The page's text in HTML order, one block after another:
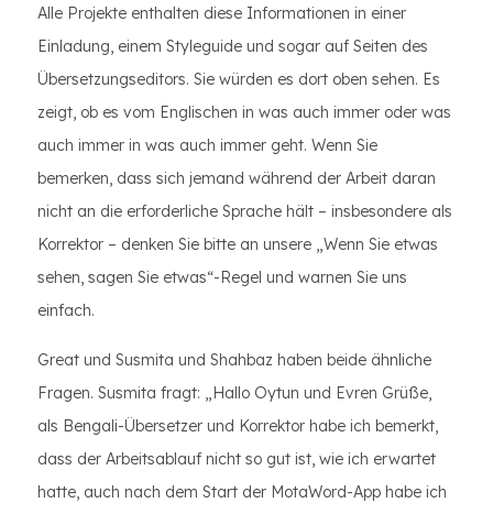
Alle Projekte enthalten diese Informationen in einer
Einladung, einem Styleguide und sogar auf Seiten des
Übersetzungseditors. Sie würden es dort oben sehen. Es
zeigt, ob es vom Englischen in was auch immer oder was
auch immer in was auch immer geht. Wenn Sie
bemerken, dass sich jemand während der Arbeit daran
nicht an die erforderliche Sprache hält – insbesondere als
Korrektor – denken Sie bitte an unsere „Wenn Sie etwas
sehen, sagen Sie etwas“-Regel und warnen Sie uns
einfach.
Great und Susmita und Shahbaz haben beide ähnliche
Fragen. Susmita fragt: „Hallo Oytun und Evren Grüße,
als Bengali-Übersetzer und Korrektor habe ich bemerkt,
dass der Arbeitsablauf nicht so gut ist, wie ich erwartet
hatte, auch nach dem Start der MotaWord-App habe ich